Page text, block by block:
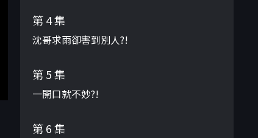
第 4 集
沈哥求雨卻害到別人?!
第 5 集
一開口就不妙?!
第 6 集